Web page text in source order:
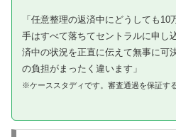
「任意整理の返済中にどうしても
手はすべて落ちてセントラルに申し
済中の状況を正直に伝えて無事に可
の負担がまったく違います」
※ケーススタディです。審査通過を保証す